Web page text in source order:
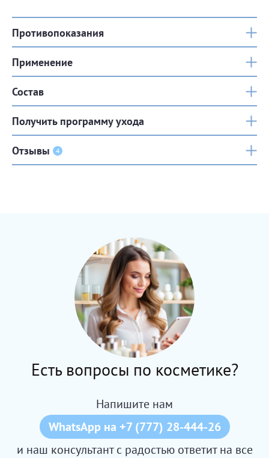
Противопоказания
Применение
Состав
Получить программу ухода
Отзывы 4
Есть вопросы по косметике?
Напишите нам
WhatsApp на +7 (777) 28-444-26
и наш консультант с радостью ответит на все